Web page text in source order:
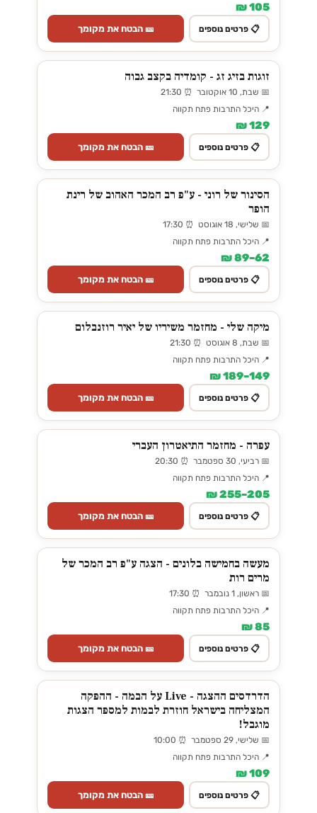
105 ₪
📋 פרטים נוספים 🎫 הבטח את מקומך
זוגות בזיג זג - קומדיה בקצב גבוה
📅 שבת, 10 אוקטובר ⏰ 21:30
📍 היכל התרבות פתח תקווה
129 ₪
📋 פרטים נוספים 🎫 הבטח את מקומך
הסינור של רוני - ע"פ רב המכר האהוב של רינת
הופר
📅 שלישי, 18 אוגוסט ⏰ 17:30
📍 היכל התרבות פתח תקווה
62–89 ₪
📋 פרטים נוספים 🎫 הבטח את מקומך
מיקה שלי - מחזמר משיריו של יאיר רוזנבלום
📅 שבת, 8 אוגוסט ⏰ 21:30
📍 היכל התרבות פתח תקווה
149–189 ₪
📋 פרטים נוספים 🎫 הבטח את מקומך
עפרה - מחזמר התיאטרון העברי
📅 רביעי, 30 ספטמבר ⏰ 20:30
📍 היכל התרבות פתח תקווה
205–255 ₪
📋 פרטים נוספים 🎫 הבטח את מקומך
מעשה בחמישה בלונים - הצגה ע"פ רב המכר של
מרים רות
📅 ראשון, 1 נובמבר ⏰ 17:30
📍 היכל התרבות פתח תקווה
85 ₪
📋 פרטים נוספים 🎫 הבטח את מקומך
הדרדסים ההצגה - Live על הבמה - ההפקה
המצליחה בישראל חוזרת לבמות למספר הצגות
מוגבל!
📅 שלישי, 29 ספטמבר ⏰ 10:00
📍 היכל התרבות פתח תקווה
109 ₪
📋 פרטים נוספים 🎫 הבטח את מקומך